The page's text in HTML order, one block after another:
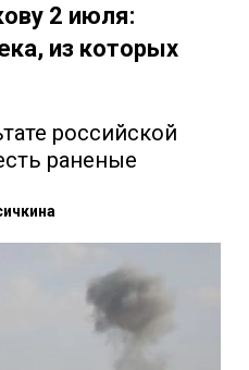
2 июля:
из которых
российской
раненые